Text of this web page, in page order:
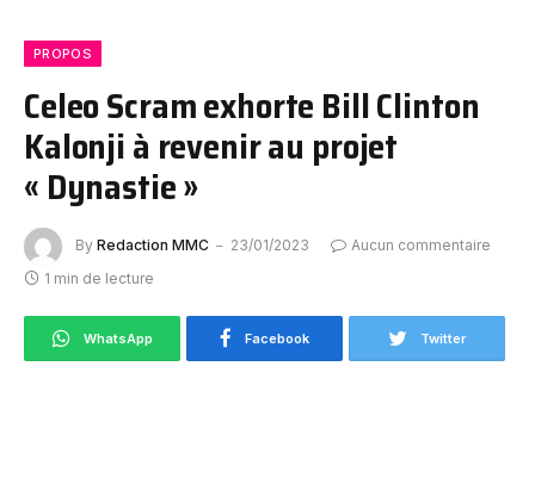
PROPOS
Celeo Scram exhorte Bill Clinton
Kalonji à revenir au projet
« Dynastie »
By Redaction MMC 23/01/2023
Aucun commentaire
1 min de lecture
WhatsApp Facebook Twitter